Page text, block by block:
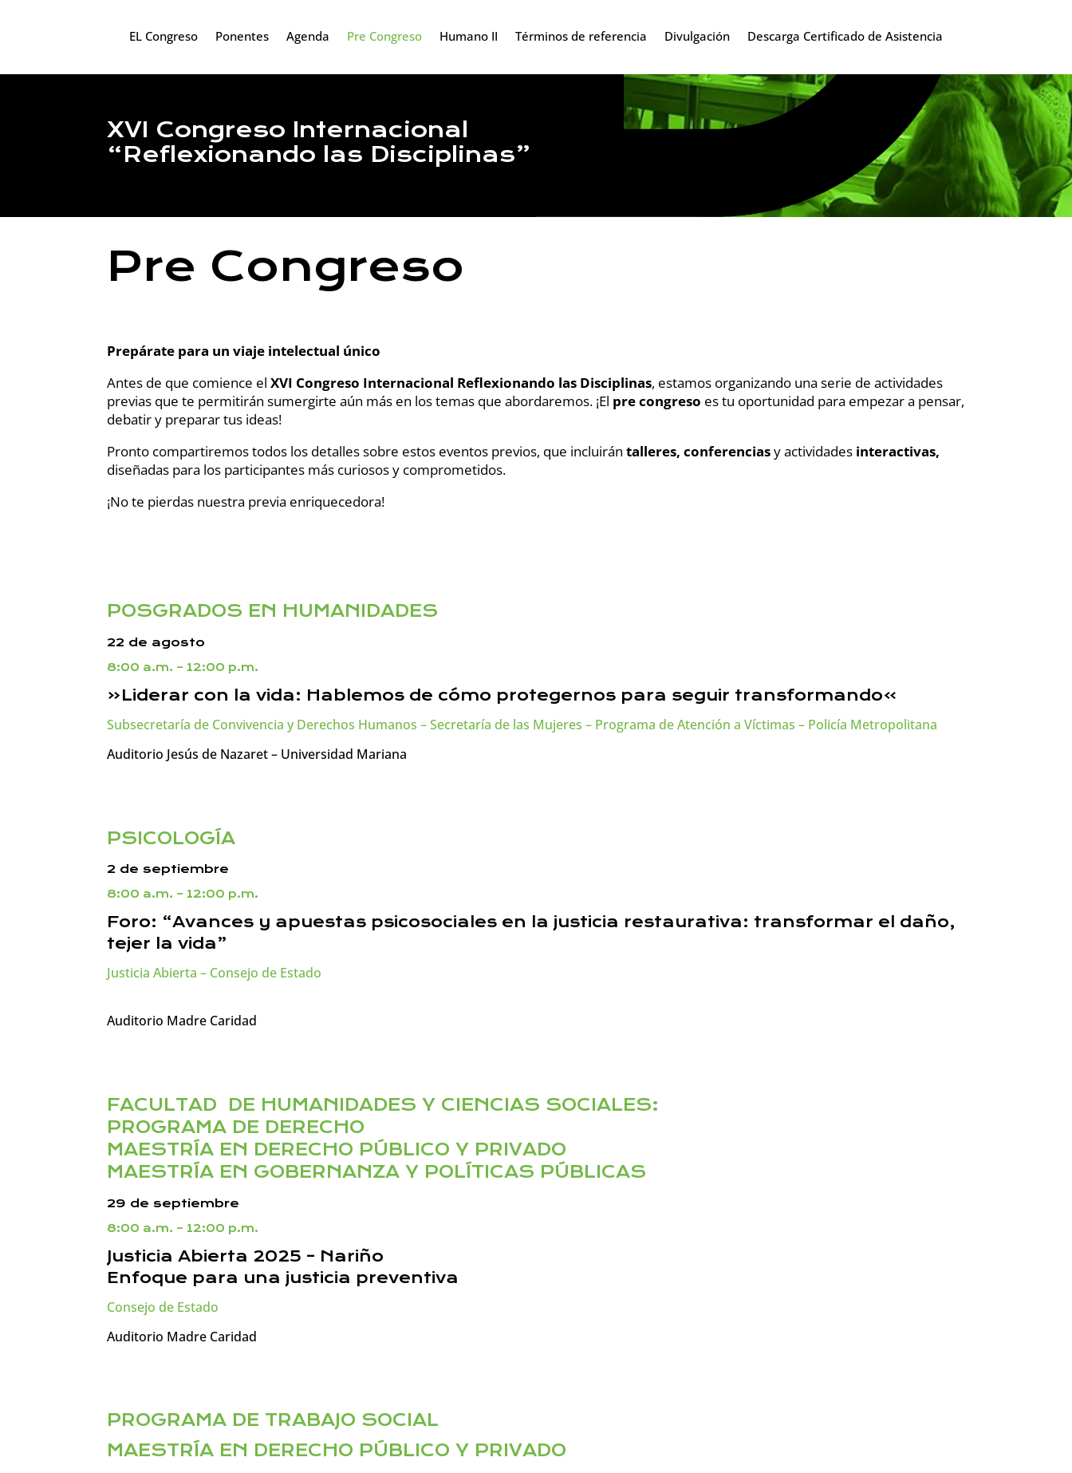
EL Congreso Ponentes Agenda Pre Congreso Humano II Términos de referencia Divulgación Descarga Certificado de Asistencia
XVI Congreso Internacional
“Reflexionando las Disciplinas”
Pre Congreso
Prepárate para un viaje intelectual único
Antes de que comience elXVI Congreso Internacional Reflexionando las Disciplinas, estamos organizando una serie de actividades
previas que te permitirán sumergirte aún más en los temas que abordaremos. ¡El pre congreso es tu oportunidad para empezar a pensar,
debatir y preparar tus ideas!
Pronto compartiremos todos los detalles sobre estos eventos previos, que incluirántalleres, conferenciasy actividades interactivas,
diseñadas para los participantes más curiosos y comprometidos.
¡No te pierdas nuestra previa enriquecedora!
POSGRADOS EN HUMANIDADES
22 de agosto
8:00 a.m. – 12:00 p.m.
«Liderar con la vida: Hablemos de cómo protegernos para seguir transformando»
Subsecretaría de Convivencia y Derechos Humanos – Secretaría de las Mujeres – Programa de Atención a Víctimas – Policía Metropolitana
Auditorio Jesús de Nazaret – Universidad Mariana
PSICOLOGÍA
2 de septiembre
8:00 a.m. – 12:00 p.m.
Foro: “Avances y apuestas psicosociales en la justicia restaurativa: transformar el daño,
tejer la vida”
Justicia Abierta – Consejo de Estado
Auditorio Madre Caridad
FACULTAD DE HUMANIDADES Y CIENCIAS SOCIALES:
PROGRAMA DE DERECHO
MAESTRÍA EN DERECHO PÚBLICO Y PRIVADO
MAESTRÍA EN GOBERNANZA Y POLÍTICAS PÚBLICAS
29 de septiembre
8:00 a.m. – 12:00 p.m.
Justicia Abierta 2025 – Nariño
Enfoque para una justicia preventiva
Consejo de Estado
Auditorio Madre Caridad
PROGRAMA DE TRABAJO SOCIAL
MAESTRÍA EN DERECHO PÚBLICO Y PRIVADO